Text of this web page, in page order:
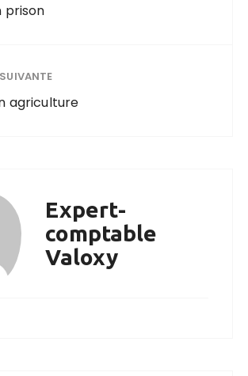
prison
agriculture
Expert-
comptable
Valoxy